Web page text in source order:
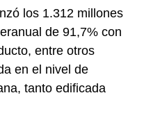
los 1.312 millones
de 91,7% con
entre otros
en el nivel de
tanto edificada